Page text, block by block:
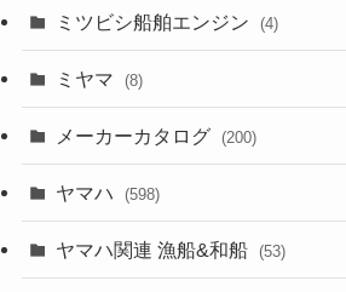
ミツビシ船舶エンジン (4)
ミヤマ (8)
メーカーカタログ (200)
ヤマハ (598)
ヤマハ関連 漁船&和船 (53)